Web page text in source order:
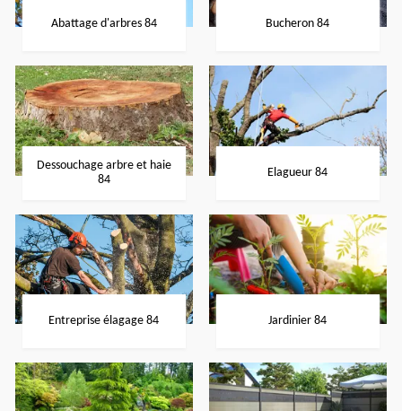
Abattage d'arbres 84 Bucheron 84
Dessouchage arbre et haie
84
Elagueur 84
Entreprise élagage 84 Jardinier 84